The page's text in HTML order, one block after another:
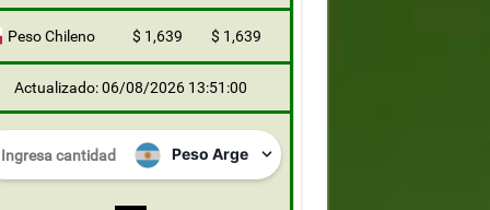
Peso Chileno $ 1,639 $ 1,639
Actualizado: 06/08/2026 13:51:00